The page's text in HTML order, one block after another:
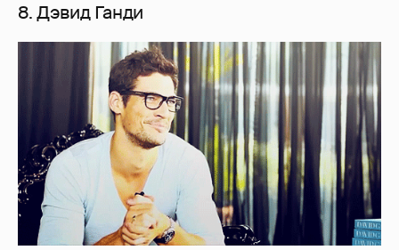
8. Дэвид Ганди